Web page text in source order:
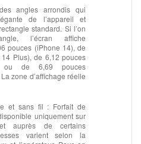
angles arrondis qui
de l’appareil et
standard. Si l’on
l’écran affiche
pouces (iPhone 14), de
Plus), de 6,12 pouces
ou de 6,69 pouces
zone d’affichage réelle
et sans fil : Forfait de
uniquement sur
auprès de certains
varient selon la